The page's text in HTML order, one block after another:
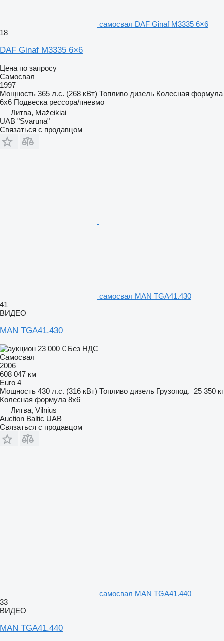
самосвал DAF Ginaf M3335 6×6
18
DAF Ginaf M3335 6×6
Цена по запросу
Самосвал
1997
Мощность 365 л.с. (268 кВт) Топливо дизель Колесная формула
6x6 Подвеска рессора/пневмо
Литва, Mažeikiai
UAB "Svaruna"
Связаться с продавцом
самосвал MAN TGA41.430
41
ВИДЕО
MAN TGA41.430
23 000 € Без НДС
Самосвал
2006
608 047 км
Euro 4
Мощность 430 л.с. (316 кВт) Топливо дизель Грузопод. 25 350 кг
Колесная формула 8x6
Литва, Vilnius
Auction Baltic UAB
Связаться с продавцом
самосвал MAN TGA41.440
33
ВИДЕО
MAN TGA41.440